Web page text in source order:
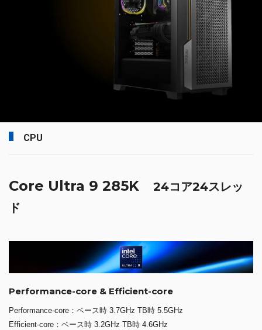
CPU
Core Ultra 9 285K 24コア24スレッ
ド
Performance-core & Efficient-core
Performance-core：ベース時 3.7GHz TB時 5.5GHz
Efficient-core：ベース時 3.2GHz TB時 4.6GHz